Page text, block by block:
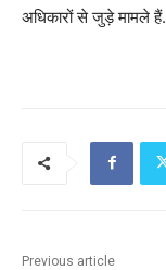
अधिकारों से जुड़े मामले हैं.
Previous article